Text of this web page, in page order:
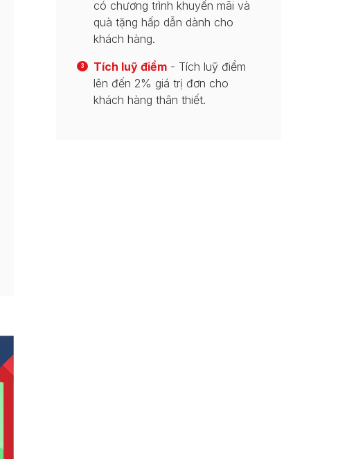
có chương trình khuyến mãi và
quà tặng hấp dẫn dành cho
khách hàng.
3 Tích luỹ điểm - Tích luỹ điểm
lên đến 2% giá trị đơn cho
khách hàng thân thiết.